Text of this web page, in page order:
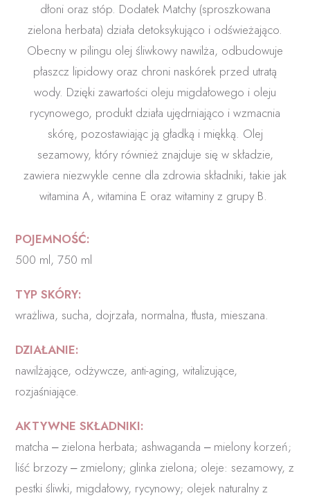
dłoni oraz stóp. Dodatek Matchy (sproszkowana
zielona herbata) działa detoksykująco i odświeżająco.
Obecny w pilingu olej śliwkowy nawilża, odbudowuje
płaszcz lipidowy oraz chroni naskórek przed utratą
wody. Dzięki zawartości oleju migdałowego i oleju
rycynowego, produkt działa ujędrniająco i wzmacnia
skórę, pozostawiając ją gładką i miękką. Olej
sezamowy, który również znajduje się w składzie,
zawiera niezwykle cenne dla zdrowia składniki, takie jak
witamina A, witamina E oraz witaminy z grupy B.
POJEMNOŚĆ:
500 ml, 750 ml
TYP SKÓRY:
wrażliwa, sucha, dojrzała, normalna, tłusta, mieszana.
DZIAŁANIE:
nawilżające, odżywcze, anti-aging, witalizujące,
rozjaśniające.
AKTYWNE SKŁADNIKI:
matcha‒zielona herbata; ashwaganda‒mielony korzeń;
liść brzozy‒zmielony; glinka zielona; oleje: sezamowy, z
pestki śliwki, migdałowy, rycynowy; olejek naturalny z